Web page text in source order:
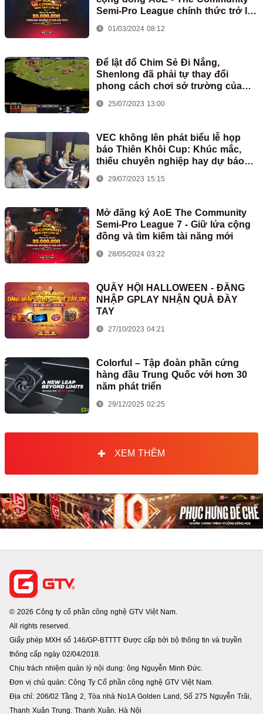
Semi-Pro League chính thức trở lại
với mùa giải thứ 5
01/03/2024 08:12
Để lật đổ Chim Sẻ Đi Nắng,
Shenlong đã phải tự thay đổi
phong cách chơi sở trường của
mình
25/07/2023 13:00
VEC không lên phát biểu lễ họp
báo Thiên Khôi Cup: Khúc mắc,
thiếu chuyên nghiệp hay dự báo
xấu về tương lai?
29/07/2023 15:15
Mở đăng ký AoE The Community
Semi-Pro League 7 - Giữ lửa cộng
đồng và tìm kiếm tài năng mới
28/05/2024 03:22
QUẨY HỘI HALLOWEEN - ĐĂNG
NHẬP GPLAY NHẬN QUÀ ĐẦY
TAY
27/10/2023 04:21
Colorful – Tập đoàn phần cứng
hàng đầu Trung Quốc với hơn 30
năm phát triển
29/12/2025 02:25
XEM THÊM
© 2026 Công ty cổ phần công nghệ GTV Việt Nam.
All rights reserved.
Giấy phép MXH số 146/GP-BTTTT Được cấp bởi bộ thông tin và truyền
thông cấp ngày 02/04/2018.
Chịu trách nhiệm quản lý nội dung: ông Nguyễn Minh Đức.
Đơn vị chủ quản: Công Ty Cổ phần công nghệ GTV Việt Nam.
Địa chỉ: 206/02 Tầng 2, Tòa nhà No1A Golden Land, Số 275 Nguyễn Trãi,
Thanh Xuân Trung. Thanh Xuân. Hà Nội